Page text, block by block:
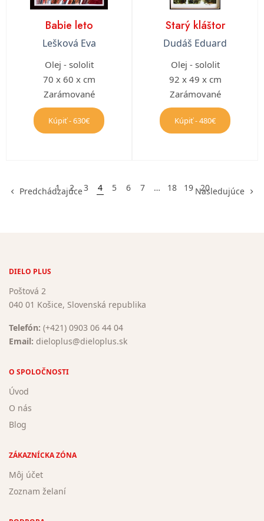
Babie leto
Lešková Eva
Olej - sololit
70 x 60 x cm
Zarámované
Kúpiť - 630€
Starý kláštor
Dudáš Eduard
Olej - sololit
92 x 49 x cm
Zarámované
Kúpiť - 480€
Predchádzajúce
1 2 3 4 5 6 7 … 18 19 20
Nasledujúce
DIELO PLUS
Poštová 2
040 01 Košice, Slovenská republika
Telefón: (+421) 0903 06 44 04
Email: dieloplus@dieloplus.sk
O SPOLOČNOSTI
Úvod
O nás
Blog
ZÁKAZNÍCKA ZÓNA
Môj účet
Zoznam želaní